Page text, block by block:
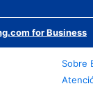
for Business
Sobre